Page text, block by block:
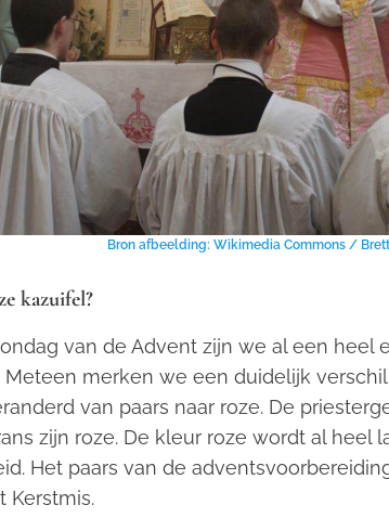
Bron afbeelding: Wikimedia Commons /
kazuifel?
van de Advent zijn we al een heel
Meteen merken we een duidelijk
van paars naar roze. De
zijn roze. De kleur roze wordt al heel
Het paars van de
Kerstmis.